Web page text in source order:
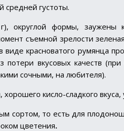
средней густоты.
округлой формы, заужены
съемной зрелости
виде красноватого румянца
вкусовых качеств
сочными, на любителя).
кисло-сладкого
сортом, то есть для
цветения.